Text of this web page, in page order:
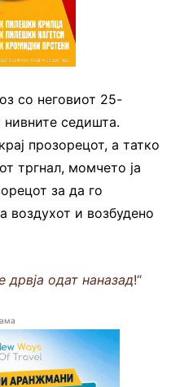
со неговиот 25-
седишта.
прозорецот, а татко
тргнал, момчето ја
за да го
воздухот и возбудено
дрвја одат наназад!“